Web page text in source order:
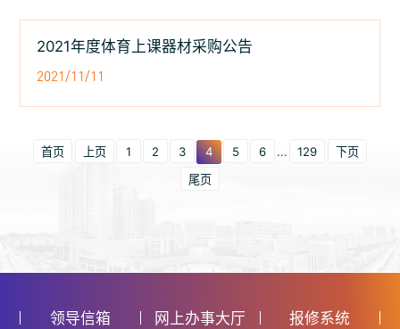
2021年度体育上课器材采购公告
2021/11/11
首页 上页 1 2 3 4 5 6 ... 129
下页
尾页
领导信箱 网上办事大厅 报修系统